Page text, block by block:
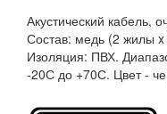
Акустический кабель,
Состав: медь (2 жилы
Изоляция: ПВХ.
-20С до +70С. Цвет -